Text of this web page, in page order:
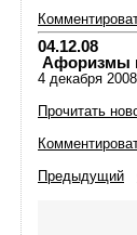
04.12.08
Афоризмы
4 декабря 2008
Прочитать
Предыдущий